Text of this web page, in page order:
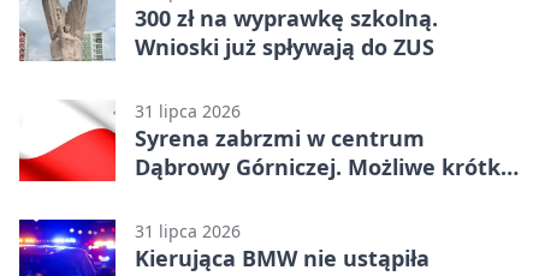
300 zł na wyprawkę szkolną.
Wnioski już spływają do ZUS
31 lipca 2026
Syrena zabrzmi w centrum
Dąbrowy Górniczej. Możliwe krótkie
31 lipca 2026
Kierująca BMW nie ustąpiła